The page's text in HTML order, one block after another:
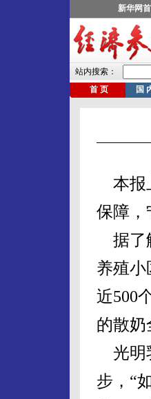
本报
保障，
据了
养殖小
近500
的散奶
光明
步，“